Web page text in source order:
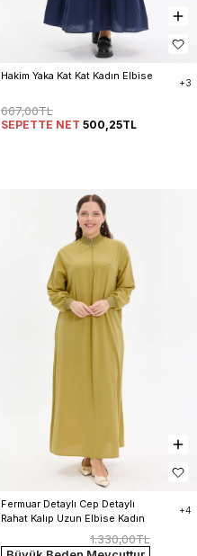
Hakim Yaka Kat Kat Kadın Elbise
+3
667,00TL
SEPETTE NET 500,25TL
Fermuar Detaylı Cep Detaylı
Rahat Kalıp Uzun Elbise Kadın
+4
1.330,00TL